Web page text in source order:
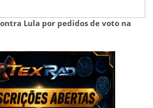
Lula por pedidos de voto na